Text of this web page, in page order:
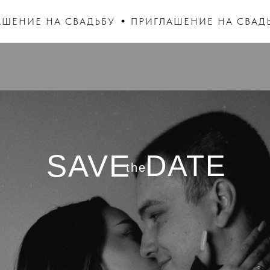
НА СВАДЬБУ ПРИГЛАШЕНИЕ НА СВАДЬБУ
SAVE DATE
the